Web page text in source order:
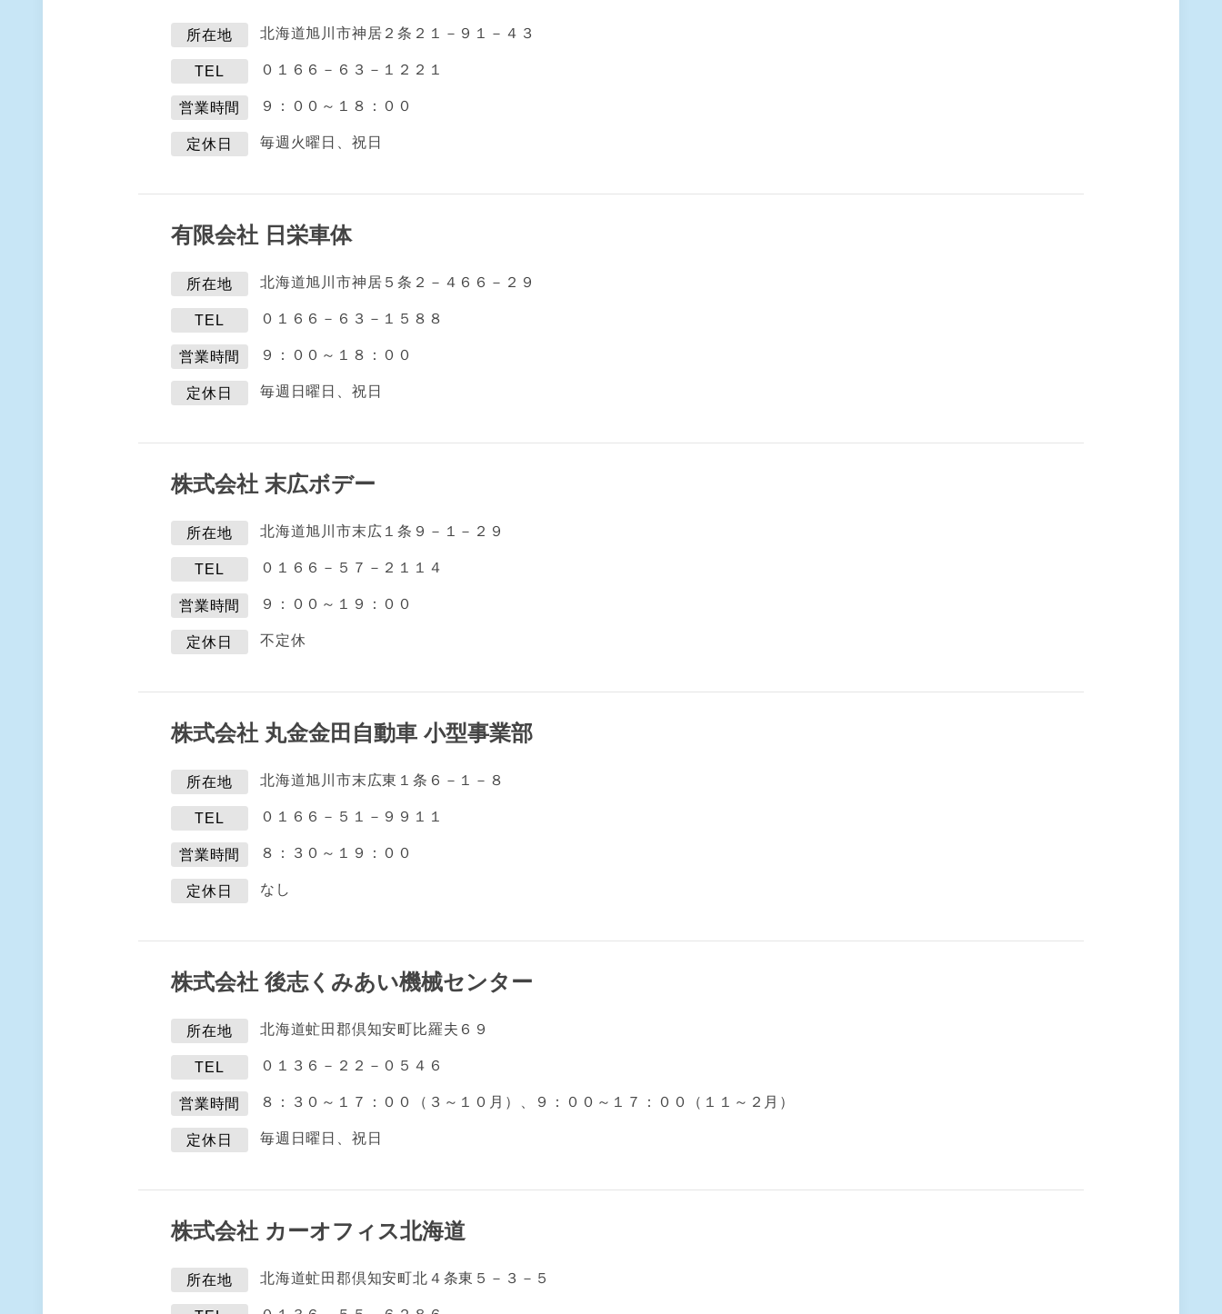
所在地 北海道旭川市神居２条２１－９１－４３
TEL ０１６６－６３－１２２１
営業時間 ９：００～１８：００
定休日 毎週火曜日、祝日
有限会社 日栄車体
所在地 北海道旭川市神居５条２－４６６－２９
TEL ０１６６－６３－１５８８
営業時間 ９：００～１８：００
定休日 毎週日曜日、祝日
株式会社 末広ボデー
所在地 北海道旭川市末広１条９－１－２９
TEL ０１６６－５７－２１１４
営業時間 ９：００～１９：００
定休日 不定休
株式会社 丸金金田自動車 小型事業部
所在地 北海道旭川市末広東１条６－１－８
TEL ０１６６－５１－９９１１
営業時間 ８：３０～１９：００
定休日 なし
株式会社 後志くみあい機械センター
所在地 北海道虻田郡倶知安町比羅夫６９
TEL ０１３６－２２－０５４６
営業時間 ８：３０～１７：００（３～１０月）、９：００～１７：００（１１～２月）
定休日 毎週日曜日、祝日
株式会社 カーオフィス北海道
所在地 北海道虻田郡倶知安町北４条東５－３－５